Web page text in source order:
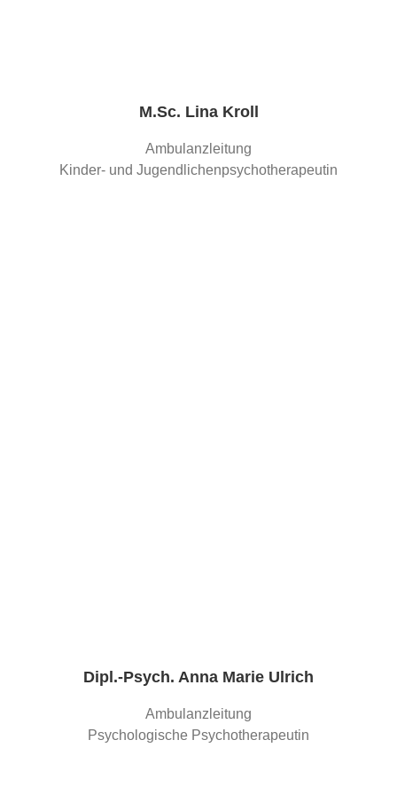
M.Sc. Lina Kroll
Ambulanzleitung
Kinder- und Jugendlichenpsychotherapeutin
Dipl.-Psych. Anna Marie Ulrich
Ambulanzleitung
Psychologische Psychotherapeutin